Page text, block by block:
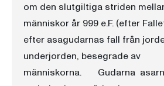
om den slutgiltiga striden
människor år 999 e.F. (efter
efter asagudarnas fall från
underjorden, besegrade av
människorna. Gudarna 